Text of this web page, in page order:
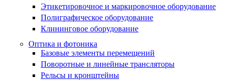
Этикетировочное и маркировочное оборудование
Полиграфическое оборудование
Клининговое оборудование
Оптика и фотоника
Базовые элементы перемещений
Поворотные и линейные трансляторы
Рельсы и кронштейны